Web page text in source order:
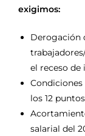
exigimos:
Derogación
el receso de
los 12
salarial del